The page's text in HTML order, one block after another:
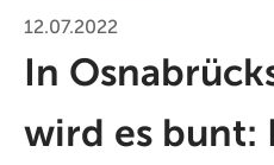
12.07.2022
In
wird es bunt: